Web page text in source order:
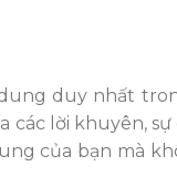
duy nhất
các lời khuyên,
của bạn mà